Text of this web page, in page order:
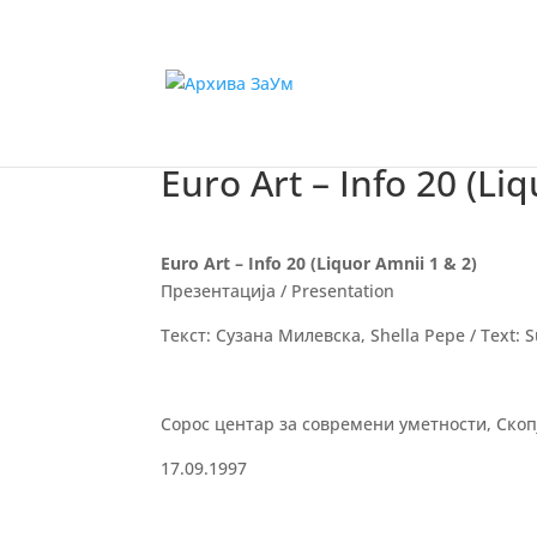
Euro Art – Info 20
Euro Art – Info 20 (Liquor Amnii 1 & 2)
Презентација / Presentation
Текст: Сузана Милевска, Shella Pepe / Text:
Сорос центар за современи уметности,
17.09.1997